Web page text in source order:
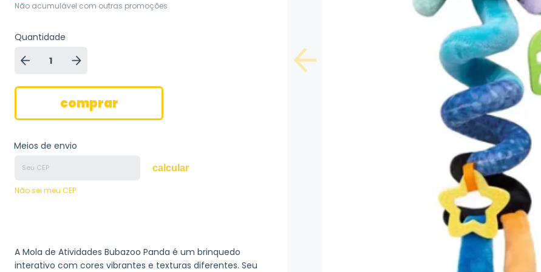
Não acumulável com outras promoções
Quantidade
Meios de envio
calcular
Não sei meu CEP
A Mola de Atividades Bubazoo Panda é um brinquedo
interativo com cores vibrantes e texturas diferentes. Seu